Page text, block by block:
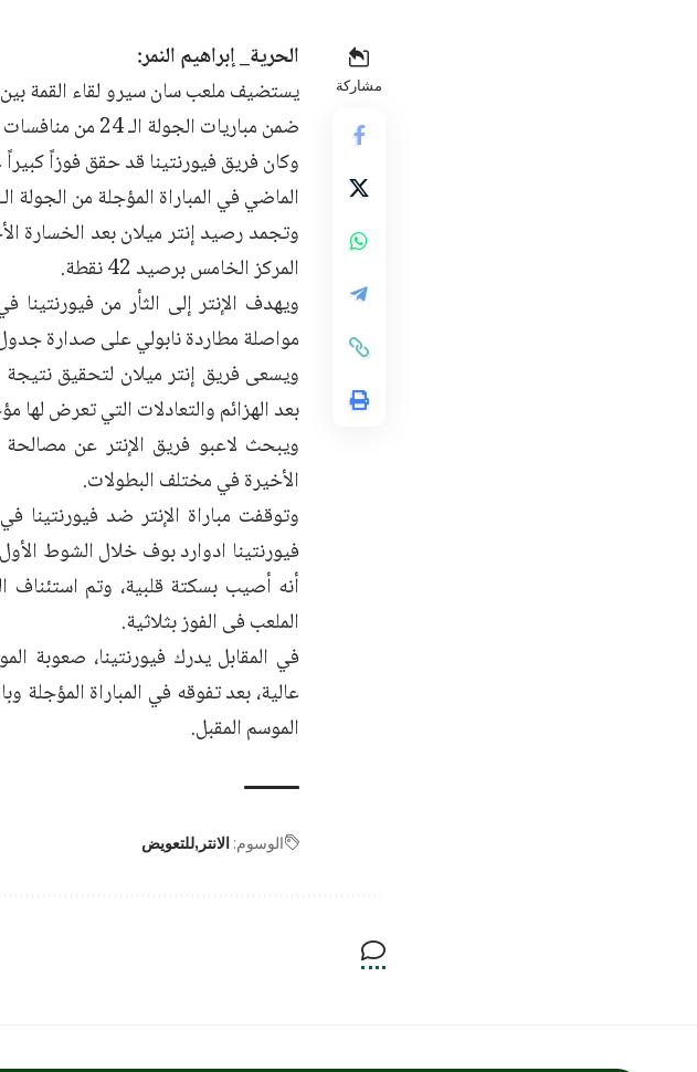
مشاركة
الحرية_ إبراهيم النمر:
يستضيف ملعب سان سيرو لقاء القمة بين
ضمن مباريات الجولة الـ 24 من منافسات الكالتشيو.
الماضي في المباراة المؤجلة من الجولة الـ 14 ضمن منافسات الدوري الإيطالي.
المركز الخامس برصيد 42 نقطة.
مواصلة مطاردة نابولي على صدارة
ويسعى فريق إنتر ميلان لتحقيق
بعد الهزائم والتعادلات التي تعرض لها
ويبحث لاعبو فريق الإنتر عن
الأخيرة في مختلف البطولات.
الملعب فى الفوز بثلاثية.
في المقابل يدرك فيورنتينا، صعوبة
عالية، بعد تفوقه في المباراة المؤجلة
الموسم المقبل.
الوسوم: الانتر للتعويض